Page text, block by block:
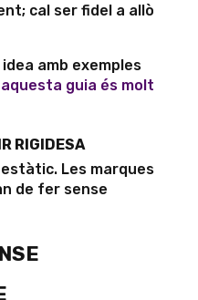
cal ser fidel a allò
amb exemples
aquesta guia és molt
RIGIDESA
Les marques
de fer sense